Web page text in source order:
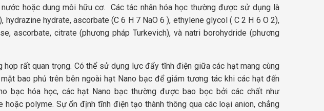
hoặc dung môi hữu cơ.
Các tác nhân hóa học thường được sử dụng là
), hydrazine hydrate, ascorbate (C6 H 7NaO6 ), ethylene glycol ( C2 H 6 O 2),
ascorbate, citrate (phương pháp Turkevich), và natri borohydride (phương
hợp rất quan trọng. Có thể sử dụng lực đẩy tĩnh điện giữa các hạt mang cùng
bao phủ trên bên ngoài hạt Nano bạc để giảm tương tác khi các hạt đến
bạc hóa học, các hạt Nano bạc thường được bao bọc bởi các chất như
polyme. Sự ổn định tĩnh điện tạo thành thông qua các loại anion, chẳng